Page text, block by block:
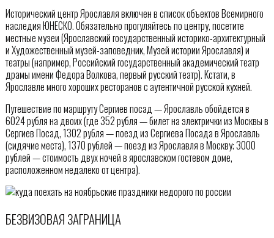
Исторический центр Ярославля включен в список объектов Всемирного
наследия ЮНЕСКО. Обязательно прогуляйтесь по центру, посетите
местные музеи (Ярославский государственный историко-архитектурный
и Художественный музей-заповедник, Музей истории Ярославля) и
театры (например, Российский государственный академический театр
драмы имени Федора Волкова, первый русский театр). Кстати, в
Ярославле много хороших ресторанов с аутентичной русской кухней.
Путешествие по маршруту Сергиев посад — Ярославль обойдется в
6024 рубля на двоих (где 352 рубля — билет на электрички из Москвы в
Сергиев Посад, 1302 рубля — поезд из Сергиева Посада в Ярославль
(сидячие места), 1370 рублей — поезд из Ярославля в Москву; 3000
рублей — стоимость двух ночей в ярославском гостевом доме,
расположенном недалеко от центра).
БЕЗВИЗОВАЯ ЗАГРАНИЦА